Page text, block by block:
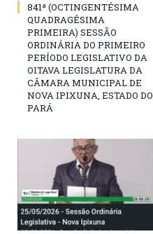
841ª (OCTINGENTÉSIMA
QUADRAGÉSIMA
PRIMEIRA) SESSÃO
ORDINÁRIA DO PRIMEIRO
PERÍODO LEGISLATIVO DA
OITAVA LEGISLATURA DA
CÂMARA MUNICIPAL DE
NOVA IPIXUNA, ESTADO DO
PARÁ